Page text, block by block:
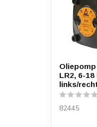
Oliepomp
LR2, 6-18
links/
82445